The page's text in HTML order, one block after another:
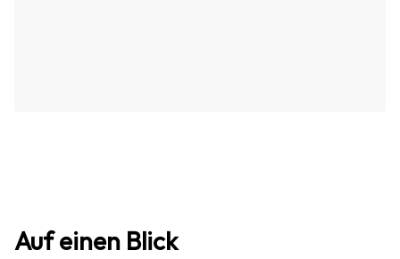
Auf einen Blick